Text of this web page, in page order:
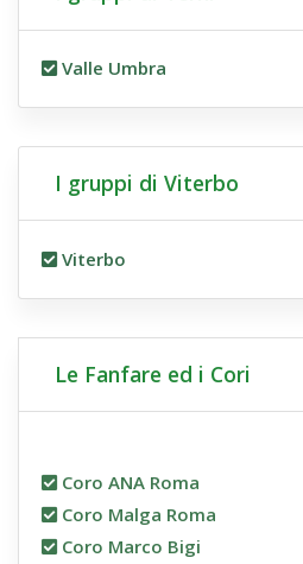
Valle Umbra
I gruppi di Viterbo
Viterbo
Le Fanfare ed i Cori
Coro ANA Roma
Coro Malga Roma
Coro Marco Bigi